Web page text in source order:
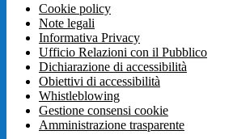
Cookie policy
Note legali
Informativa Privacy
Ufficio Relazioni con il Pubblico
Dichiarazione di accessibilità
Obiettivi di accessibilità
Whistleblowing
Gestione consensi cookie
Amministrazione trasparente